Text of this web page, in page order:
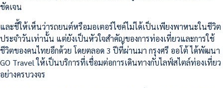
ชัดเจน
และชี้ให้เห็นว่ารถยนต์หรือมอเตอร์ไซค์ไม่ได้เป็นเพียงพาหนะในชีวิต
ประจำวันเท่านั้น แต่ยังเป็นหัวใจสำคัญของการท่องเที่ยวและการใช้
ชีวิตของคนไทยอีกด้วย โดยตลอด 3 ปีที่ผ่านมา กรุงศรี ออโต้ ได้พัฒนา
GO Travel ให้เป็นบริการที่เชื่อมต่อการเดินทางกับไลฟ์สไตล์ท่องเที่ยว
อย่างครบวงจร